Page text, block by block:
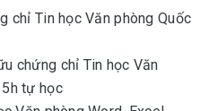
chỉ Tin học Văn phòng Quốc
chứng chỉ Tin học Văn
tự học